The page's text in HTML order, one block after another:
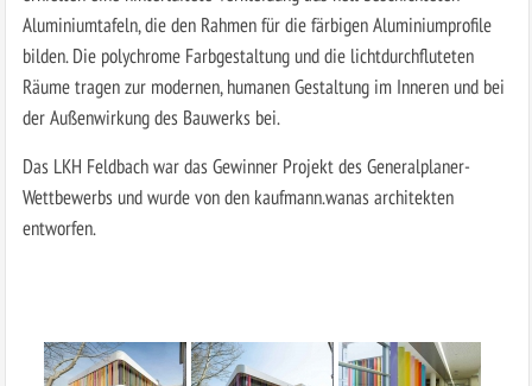
Aluminiumtafeln, die den Rahmen für die färbigen Aluminiumprofile
bilden. Die polychrome Farbgestaltung und die lichtdurchfluteten
Räume tragen zur modernen, humanen Gestaltung im Inneren und bei
der Außenwirkung des Bauwerks bei.
Das LKH Feldbach war das Gewinner Projekt des Generalplaner-
Wettbewerbs und wurde von den kaufmann.wanas architekten
entworfen.